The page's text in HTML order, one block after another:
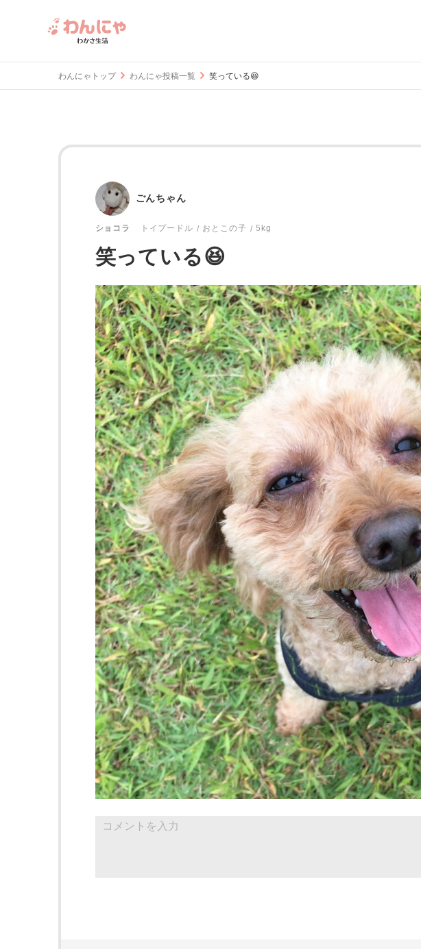
わんにゃトップ わんにゃ投稿一覧 笑っている😆
ごんちゃん
ショコラ トイプードル おとこの子 5kg
笑っている😆